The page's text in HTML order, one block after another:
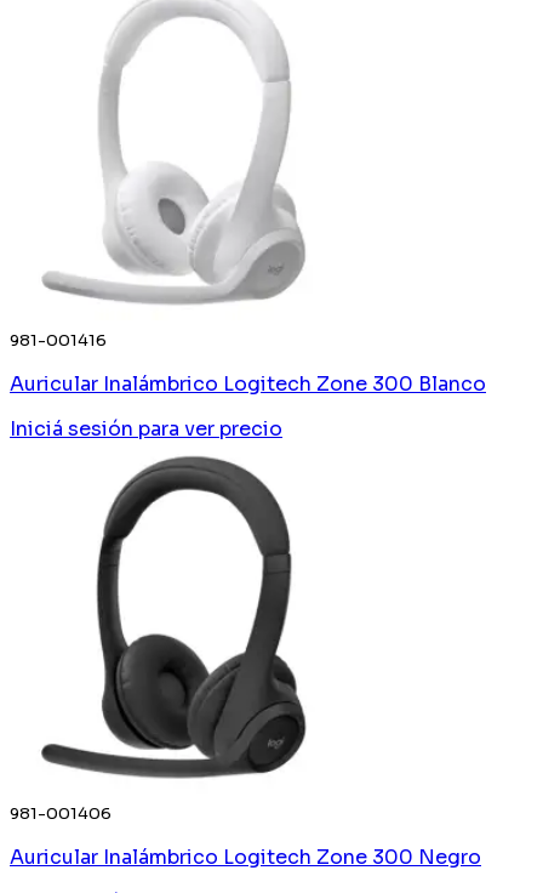
981-001416
Auricular Inalámbrico Logitech Zone 300 Blanco
Iniciá sesión para ver precio
981-001406
Auricular Inalámbrico Logitech Zone 300 Negro